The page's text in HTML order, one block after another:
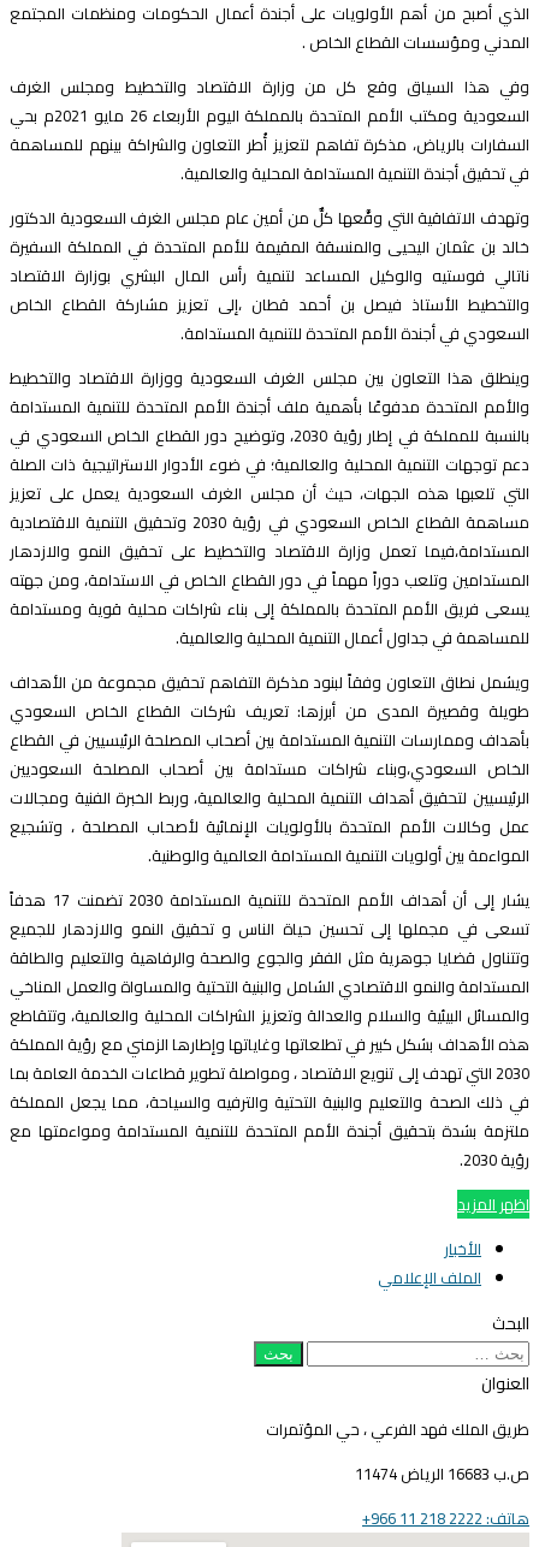
أصبح من أهم الأولويات على أجندة أعمال الحكومات ومنظمات المجتمع
ومؤسسات القطاع الخاص .
هذا السياق وقع كل من وزارة الاقتصاد والتخطيط ومجلس الغرف
السعودية ومكتب الأمم المتحدة بالمملكة اليوم الأربعاء 26 مايو 2021م بحي
بالرياض، مذكرة تفاهم لتعزيز أُطر التعاون والشراكة بينهم للمساهمة
تحقيق أجندة التنمية المستدامة المحلية والعالمية.
الاتفاقية التي وقَّعها كلٌّ من أمين عام مجلس الغرف السعودية الدكتور
بن عثمان اليحيى والمنسقة المقيمة للأمم المتحدة في المملكة السفيرة
فوستيه والوكيل المساعد لتنمية رأس المال البشري بوزارة الاقتصاد
الأستاذ فيصل بن أحمد قطان ،إلى تعزيز مشاركة القطاع الخاص
في أجندة الأمم المتحدة للتنمية المستدامة.
هذا التعاون بين مجلس الغرف السعودية ووزارة الاقتصاد والتخطيط
المتحدة مدفوعًا بأهمية ملف أجندة الأمم المتحدة للتنمية المستدامة
بالنسبة للمملكة في إطار رؤية 2030، وتوضيح دور القطاع الخاص السعودي في
توجهات التنمية المحلية والعالمية؛ في ضوء الأدوار الاستراتيجية ذات الصلة
تلعبها هذه الجهات، حيث أن مجلس الغرف السعودية يعمل على تعزيز
مساهمة القطاع الخاص السعودي في رؤية 2030 وتحقيق التنمية الاقتصادية
تعمل وزارة الاقتصاد والتخطيط على تحقيق النمو والازدهار
وتلعب دوراً مهماً في دور القطاع الخاص في الاستدامة، ومن جهته
فريق الأمم المتحدة بالمملكة إلى بناء شراكات محلية قوية ومستدامة
في جداول أعمال التنمية المحلية والعالمية.
نطاق التعاون وفقاً لبنود مذكرة التفاهم تحقيق مجموعة من الأهداف
وقصيرة المدى من أبرزها: تعريف شركات القطاع الخاص السعودي
وممارسات التنمية المستدامة بين أصحاب المصلحة الرئيسيين في القطاع
السعودي،وبناء شراكات مستدامة بين أصحاب المصلحة السعوديين
لتحقيق أهداف التنمية المحلية والعالمية، وربط الخبرة الفنية ومجالات
وكالات الأمم المتحدة بالأولويات الإنمائية لأصحاب المصلحة ، وتشجيع
بين أولويات التنمية المستدامة العالمية والوطنية.
يشار إلى أن أهداف الأمم المتحدة للتنمية المستدامة 2030 تضمنت 17 هدفاً
في مجملها إلى تحسين حياة الناس و تحقيق النمو والازدهار للجميع
قضايا جوهرية مثل الفقر والجوع والصحة والرفاهية والتعليم والطاقة
والنمو الاقتصادي الشامل والبنية التحتية والمساواة والعمل المناخي
البيئية والسلام والعدالة وتعزيز الشراكات المحلية والعالمية، وتتقاطع
الأهداف بشكل كبير في تطلعاتها وغاياتها وإطارها الزمني مع رؤية المملكة
2030 التي تهدف إلى تنويع الاقتصاد ، ومواصلة تطوير قطاعات الخدمة العامة بما
ذلك الصحة والتعليم والبنية التحتية والترفيه والسياحة، مما يجعل المملكة
بشدة بتحقيق أجندة الأمم المتحدة للتنمية المستدامة ومواءمتها مع
2030.
المزيد
الأخبار
الملف الإعلامي
الملك فهد الفرعي ، حي المؤتمرات
الرياض 11474
2222 218 11 966+